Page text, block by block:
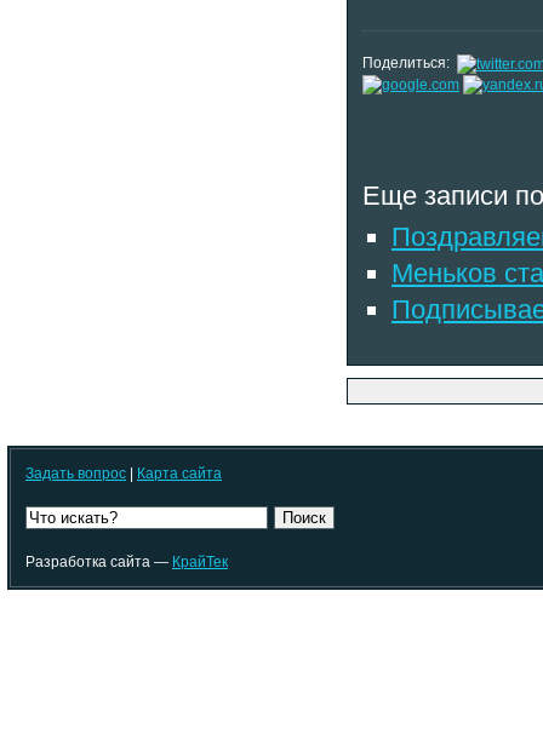
Поделиться:
Еще записи
Меньков
Задать вопрос | Карта сайта
Поиск
Разработка сайта — КрайТек